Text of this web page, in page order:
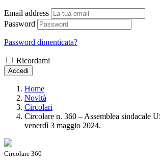
Email address
Password
Password dimenticata?
Ricordami
Accedi
Home
Novità
Circolari
Circolare n. 360 – Assemblea sindacale
venerdì 3 maggio 2024.
Circolare 360